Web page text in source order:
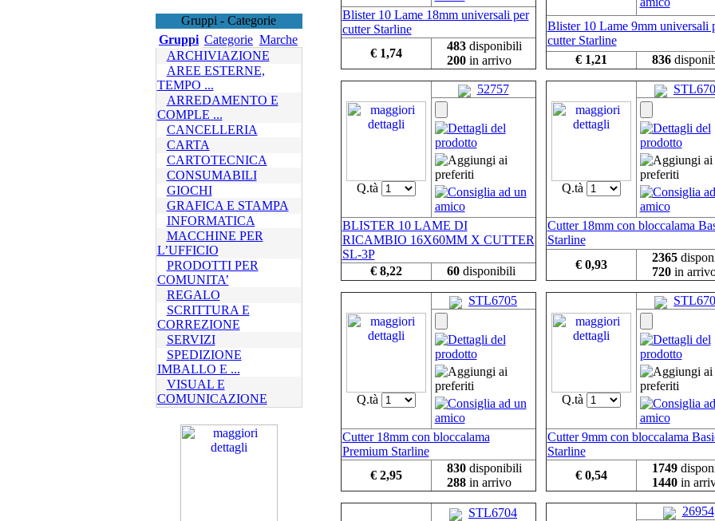
Gruppi - Categorie
Gruppi Categorie Marche
ARCHIVIAZIONE
AREE ESTERNE,
TEMPO ...
ARREDAMENTO E
COMPLE ...
CANCELLERIA
CARTA
CARTOTECNICA
CONSUMABILI
GIOCHI
GRAFICA E STAMPA
INFORMATICA
MACCHINE PER
L’UFFICIO
PRODOTTI PER
COMUNITA’
REGALO
SCRITTURA E
CORREZIONE
SERVIZI
SPEDIZIONE
IMBALLO E ...
VISUAL E
COMUNICAZIONE
Blister 10 Lame 18mm universali per
cutter Starline
€ 1,74
483disponibili
200in arrivo
Blister 10 Lame 9mm universali
cutter Starline
€ 1,21
836
Q.tà
52757
BLISTER 10 LAME DI
RICAMBIO 16X60MM X CUTTER
SL-3P
€ 8,22
60disponibili
Q.tà
Cutter 18mm con bloccalama
Starline
€ 0,93
2365
720in
Q.tà
STL6705
Cutter 18mm con bloccalama
Premium Starline
€ 2,95
830disponibili
288in arrivo
Q.tà
Cutter 9mm con bloccalama
Starline
€ 0,54
1749
1440in
STL6704 26954